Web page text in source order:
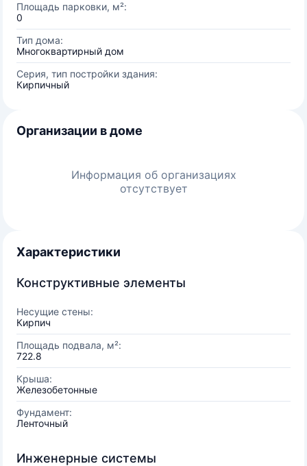
Площадь парковки, м²:
0
Тип дома:
Многоквартирный дом
Серия, тип постройки здания:
Кирпичный
Организации в доме
Информация об организациях
отсутствует
Характеристики
Конструктивные элементы
Несущие стены:
Кирпич
Площадь подвала, м²:
722.8
Крыша:
Железобетонные
Фундамент:
Ленточный
Инженерные системы